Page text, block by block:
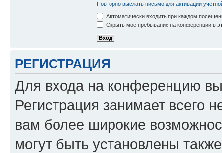
Повторно выслать письмо для активации
Автоматически входить при каждом
Скрыть моё пребывание на конференции в
РЕГИСТРАЦИЯ
Для входа на конференцию
Регистрация занимает всего
вам более широкие
могут быть установлены